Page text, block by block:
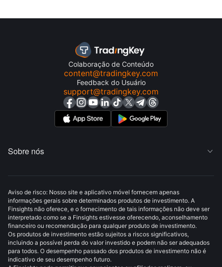
Colaboração de Conteúdo
content@tradingkey.com
Feedback do Usuário
support@tradingkey.com
Sobre nós 
Aviso de risco: Nosso site e aplicativo móvel fornecem apenas
informações gerais sobre determinados produtos de investimento. A
Finsights não oferece, e o fornecimento de tais informações não deve ser
interpretado como se a Finsights estivesse oferecendo, aconselhamento
financeiro ou recomendação para qualquer produto de investimento.
Os produtos de investimento estão sujeitos a riscos significativos,
incluindo a possível perda do valor investido e podem não ser adequados
para todos. O desempenho passado dos produtos de investimento não é
indicativo de seu desempenho futuro.